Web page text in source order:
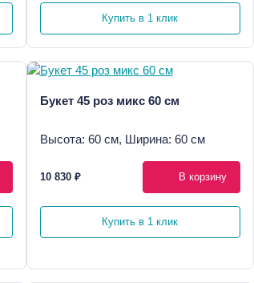
Купить в 1 клик
Букет 45 роз микс 60 см
Высота: 60 см, Ширина: 60 см
10 830 ₽ В корзину
Купить в 1 клик